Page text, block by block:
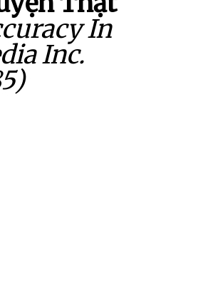
In
Inc.